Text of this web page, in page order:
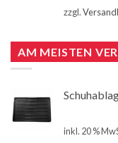
zzgl.
AM MEISTEN
inkl. 20 %